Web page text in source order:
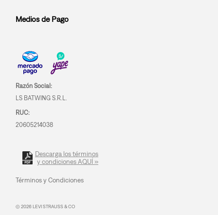
Medios de Pago
Razón Social:
LS BATWING S.R.L.
RUC:
20605214038
Descarga los términos
y condiciones AQUÍ »
Términos y Condiciones
© 2026 LEVI STRAUSS & CO